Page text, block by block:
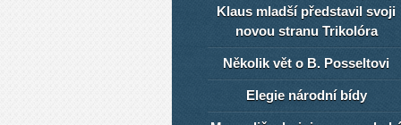
Klaus mladší představil svoji
novou stranu Trikolóra
Několik vět o B. Posseltovi
Elegie národní bídy